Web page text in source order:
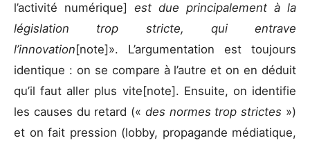
l’activité numérique] est due principalement à la
législation trop stricte, qui entrave
l’innovation[note]». L’argumentation est toujours
identique : on se compare à l’autre et on en déduit
qu’il faut aller plus vite[note]. Ensuite, on identifie
les causes du retard (« des normes trop strictes »)
et on fait pression (lobby, propagande médiatique,